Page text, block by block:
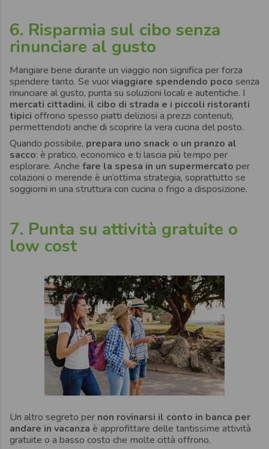
6. Risparmia sul cibo senza
rinunciare al gusto
Mangiare bene durante un viaggio non significa per forza
spendere tanto. Se vuoi viaggiare spendendo poco senza
rinunciare al gusto, punta su soluzioni locali e autentiche. I
mercati cittadini, il cibo di strada e i piccoli ristoranti
tipici offrono spesso piatti deliziosi a prezzi contenuti,
permettendoti anche di scoprire la vera cucina del posto.
Quando possibile, prepara uno snack o un pranzo al
sacco: è pratico, economico e ti lascia più tempo per
esplorare. Anche fare la spesa in un supermercato per
colazioni o merende è un’ottima strategia, soprattutto se
soggiorni in una struttura con cucina o frigo a disposizione.
7. Punta su attività gratuite o
low cost
Un altro segreto per non rovinarsi il conto in banca per
andare in vacanza è approfittare delle tantissime attività
gratuite o a basso costo che molte città offrono.